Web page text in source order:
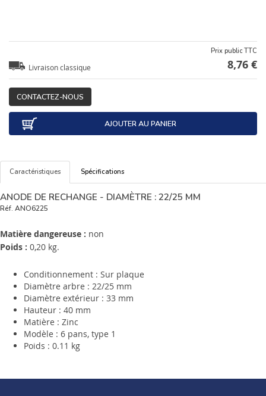
Livraison classique
Prix public TTC
8,76 €
CONTACTEZ-NOUS
AJOUTER AU PANIER
Caractéristiques Spécifications
ANODE DE RECHANGE - DIAMÈTRE : 22/25 MM
Réf. ANO6225
Matière dangereuse : non
Poids : 0,20 kg.
Conditionnement : Sur plaque
Diamètre arbre : 22/25 mm
Diamètre extérieur : 33 mm
Hauteur : 40 mm
Matière : Zinc
Modèle : 6 pans, type 1
Poids : 0.11 kg